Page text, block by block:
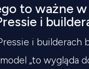
to ważne w
i
i builderach
„to wygląda